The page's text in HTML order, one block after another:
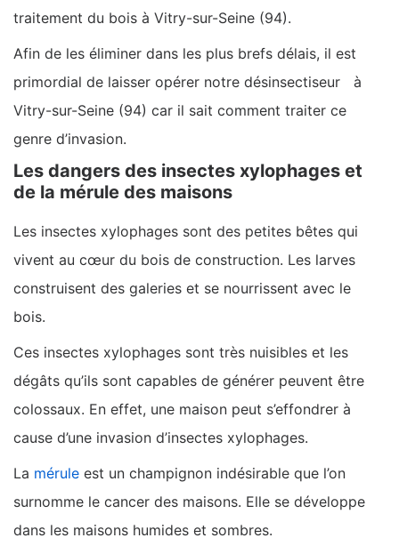
traitement du bois à Vitry-sur-Seine (94).
Afin de les éliminer dans les plus brefs délais, il est
primordial de laisser opérer notre désinsectiseur à
Vitry-sur-Seine (94) car il sait comment traiter ce
genre d’invasion.
Les dangers des insectes xylophages et
de la mérule des maisons
Les insectes xylophages sont des petites bêtes qui
vivent au cœur du bois de construction. Les larves
construisent des galeries et se nourrissent avec le
bois.
Ces insectes xylophages sont très nuisibles et les
dégâts qu’ils sont capables de générer peuvent être
colossaux. En effet, une maison peut s’effondrer à
cause d’une invasion d’insectes xylophages.
La mérule est un champignon indésirable que l’on
surnomme le cancer des maisons. Elle se développe
dans les maisons humides et sombres.